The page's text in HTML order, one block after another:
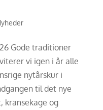
Gode traditioner
vi igen i år alle
nytårskur i
til det nye
kransekage og